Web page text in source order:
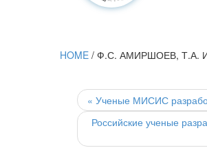
HOME / Ф.С. АМИРШОЕВ, Т.А.
Post
navigation
« Ученые МИСИС
Российские ученые